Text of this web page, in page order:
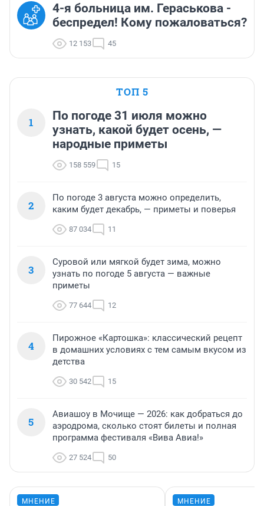
4-я больница им. Гераськова -
беспредел! Кому пожаловаться?
12 153 45
ТОП 5
1
По погоде 31 июля можно
узнать, какой будет осень, —
народные приметы
158 559 15
2
По погоде 3 августа можно определить,
каким будет декабрь, — приметы и поверья
87 034 11
3
Суровой или мягкой будет зима, можно
узнать по погоде 5 августа — важные
приметы
77 644 12
4
Пирожное «Картошка»: классический рецепт
в домашних условиях с тем самым вкусом из
детства
30 542 15
5
Авиашоу в Мочище — 2026: как добраться до
аэродрома, сколько стоят билеты и полная
программа фестиваля «Вива Авиа!»
27 524 50
МНЕНИЕ МНЕНИЕ